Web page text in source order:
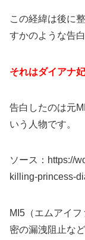
この経緯は後に
すかのような告
それはダイアナ
告白したのは元
いう人物です。
ソース：https://
killing-princess-
MI5（エムアイ
密の漏洩阻止な